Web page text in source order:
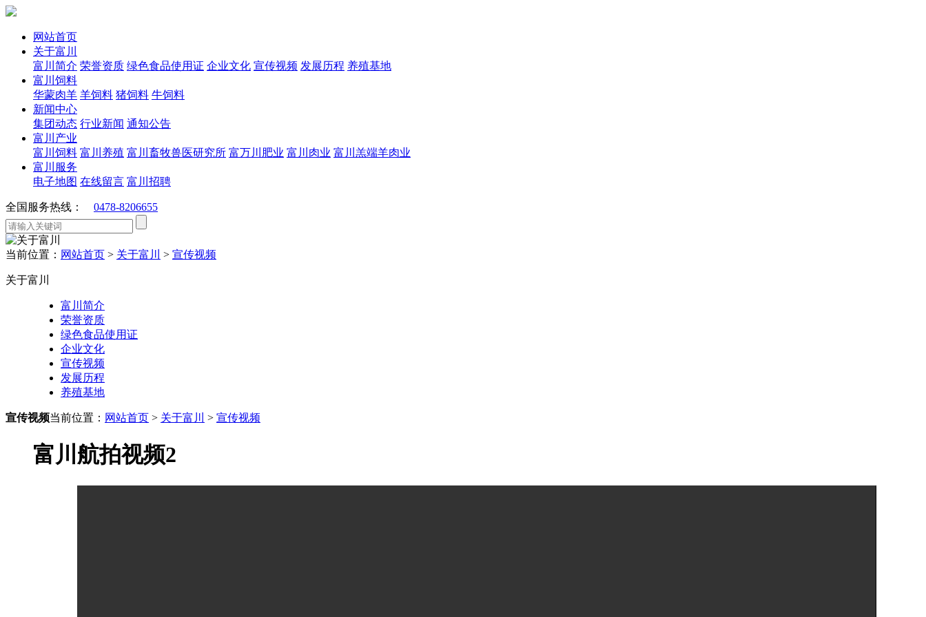
网站首页
关于富川
富川简介 荣誉资质 绿色食品使用证 企业文化 宣传视频 发展历程 养殖基地
富川饲料
华蒙肉羊 羊饲料 猪饲料 牛饲料
新闻中心
集团动态 行业新闻 通知公告
富川产业
富川饲料 富川养殖 富川畜牧兽医研究所 富万川肥业 富川肉业 富川羔端羊肉业
富川服务
电子地图 在线留言 富川招聘
全国服务热线： 0478-8206655
当前位置： 网站首页 > 关于富川 > 宣传视频
关于富川
富川简介
荣誉资质
绿色食品使用证
企业文化
宣传视频
发展历程
养殖基地
宣传视频当前位置： 网站首页 > 关于富川 > 宣传视频
富川航拍视频2